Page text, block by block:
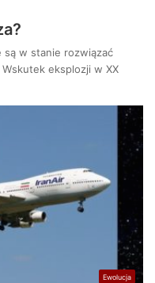
są w stanie rozwiązać
eksplozji w XX
Ewolucja